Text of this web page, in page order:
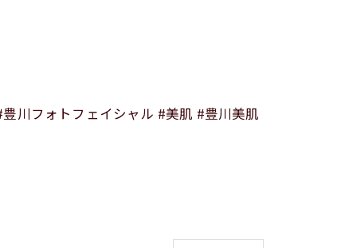
川フォトフェイシャル #美肌 #豊川美肌